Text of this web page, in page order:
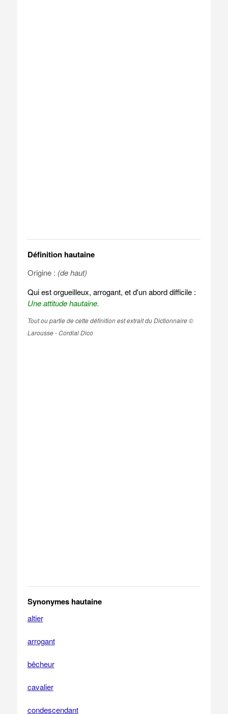
Définition hautaine
Origine : (de haut)
Qui est orgueilleux, arrogant, et d'un abord difficile :
Une attitude hautaine.
Tout ou partie de cette définition est extrait du Dictionnaire ©
Larousse - Cordial Dico
Synonymes hautaine
altier
arrogant
bêcheur
cavalier
condescendant